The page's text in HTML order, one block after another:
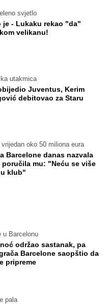
svjetlo
je - Lukaku rekao "da"
velikanu!
utakmica
Juventus, Kerim
debitovao za Staru
oko 50 miliona eura
Barcelone danas nazvala
poručila mu: "Neću se više
klub"
u Barcelonu
održao sastanak, pa
Barcelone saopštio da
pripreme
pala